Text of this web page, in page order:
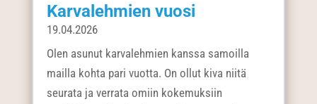
Karvalehmien vuosi
19.04.2026
Olen asunut karvalehmien kanssa samoilla
mailla kohta pari vuotta. On ollut kiva niitä
seurata ja verrata omiin kokemuksiin